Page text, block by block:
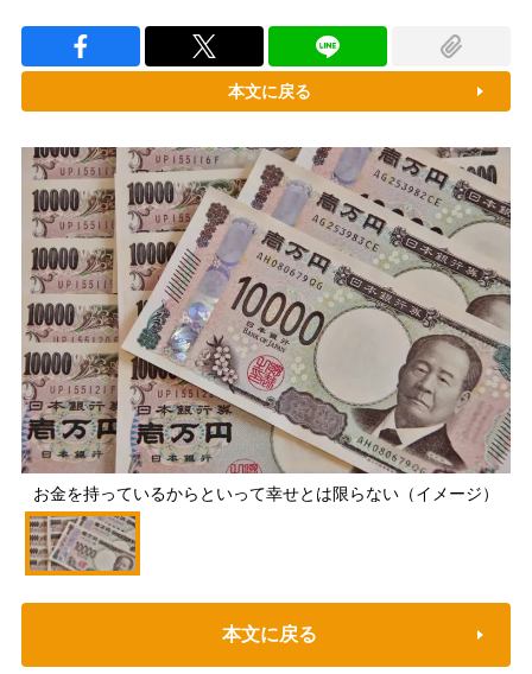
本文に戻る
お金を持っているからといって幸せとは限らない（イメージ）
本文に戻る